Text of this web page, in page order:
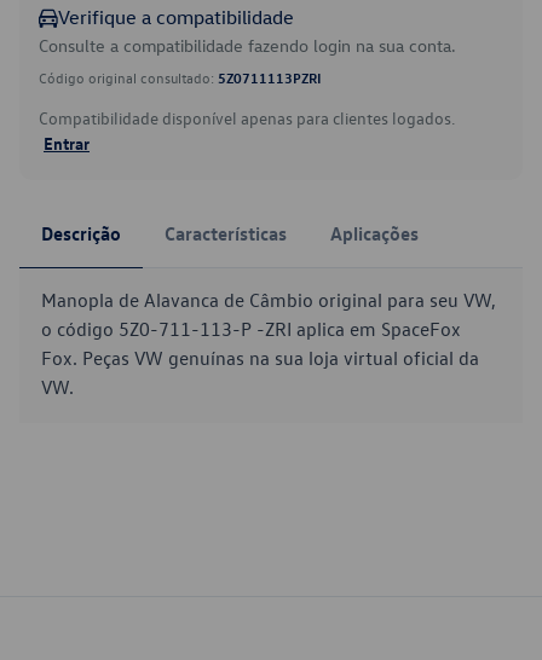
Verifique a compatibilidade
Consulte a compatibilidade fazendo login na sua conta.
Código original consultado: 5Z0711113PZRI
Compatibilidade disponível apenas para clientes logados.
Entrar
Descrição Características Aplicações
Manopla de Alavanca de Câmbio original para seu VW,
o código 5Z0-711-113-P -ZRI aplica em SpaceFox
Fox. Peças VW genuínas na sua loja virtual oficial da
VW.